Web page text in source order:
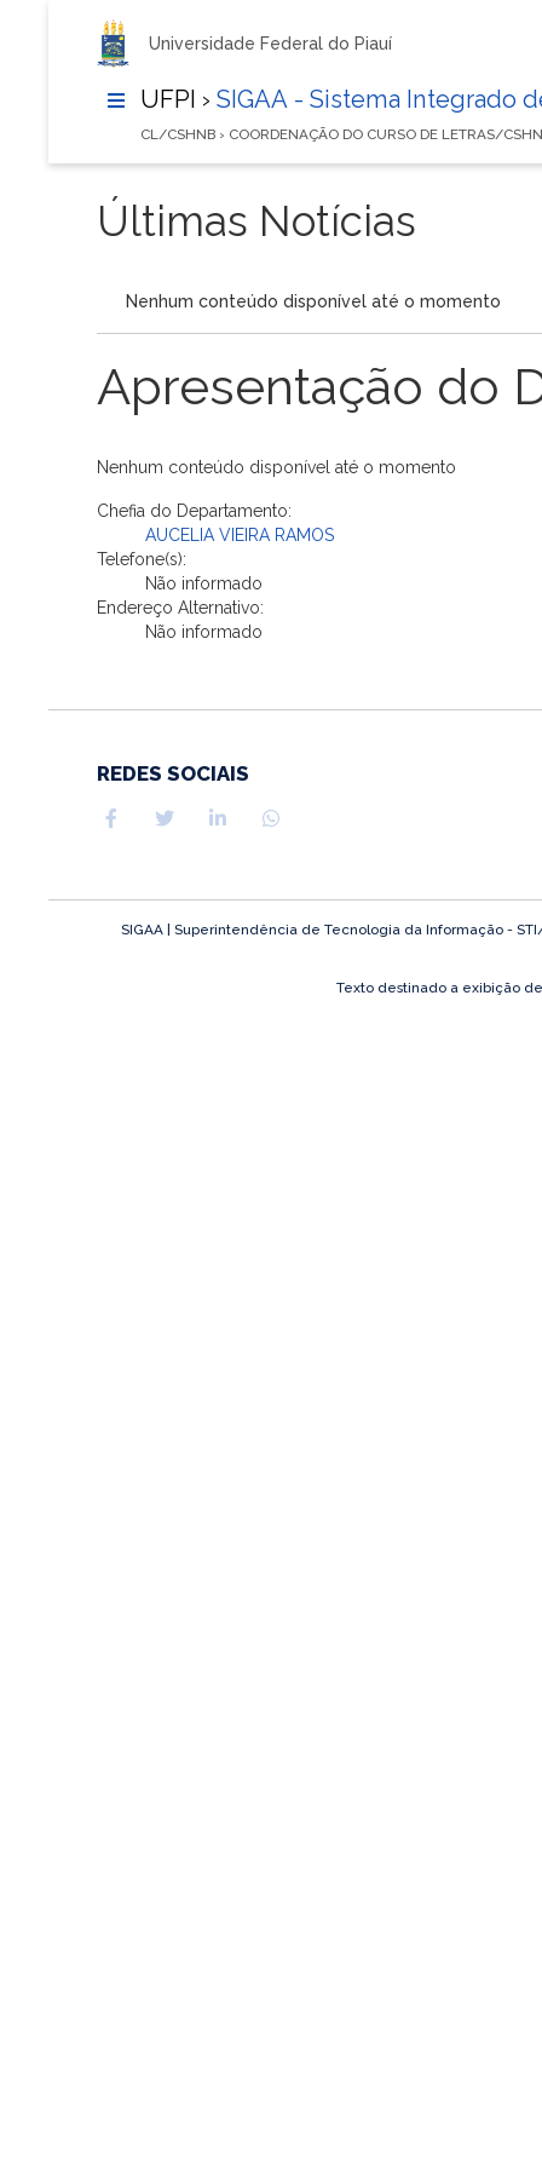
Universidade Federal do Piauí
UFPI › SIGAA - Sistema Integrado
CL/CSHNB › COORDENAÇÃO DO CURSO DE LETRAS/
Últimas Notícias
Nenhum conteúdo disponível até o momento
Apresentação do
Nenhum conteúdo disponível até o momento
Chefia do Departamento:
AUCELIA VIEIRA RAMOS
Telefone(s):
Não informado
Endereço Alternativo:
Não informado
REDES SOCIAIS
SIGAA | Superintendência de Tecnologia da Informação -
Texto destinado a exibição